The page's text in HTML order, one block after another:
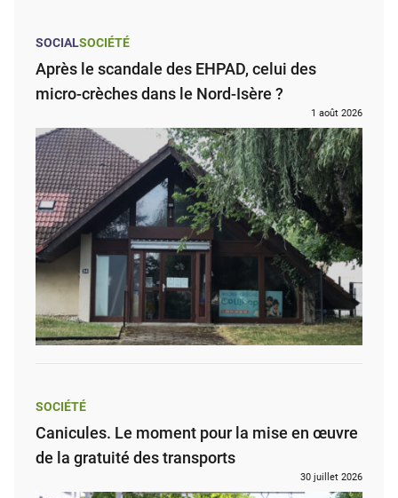
SOCIALSOCIÉTÉ
Après le scandale des EHPAD, celui des
micro-crèches dans le Nord-Isère ?
1 août 2026
SOCIÉTÉ
Canicules. Le moment pour la mise en œuvre
de la gratuité des transports
30 juillet 2026